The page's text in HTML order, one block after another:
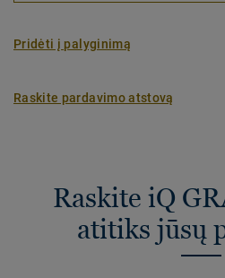
Pridėti į palyginimą
Raskite pardavimo atstovą
Raskite iQ
atitiks jūsų